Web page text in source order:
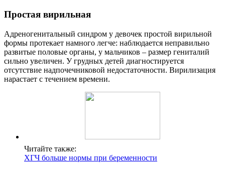
Простая вирильная
Адреногенитальный синдром у девочек простой вирильной
формы протекает намного легче: наблюдается неправильно
развитые половые органы, у мальчиков – размер гениталий
сильно увеличен. У грудных детей диагностируется
отсутствие надпочечниковой недостаточности. Вирилизация
нарастает с течением времени.
Читайте также:
ХГЧ больше нормы при беременности